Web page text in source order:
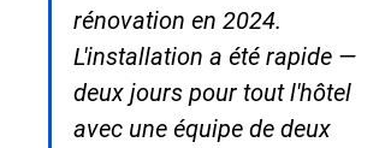
rénovation en 2024.
L'installation a été rapide —
deux jours pour tout l'hôtel
avec une équipe de deux